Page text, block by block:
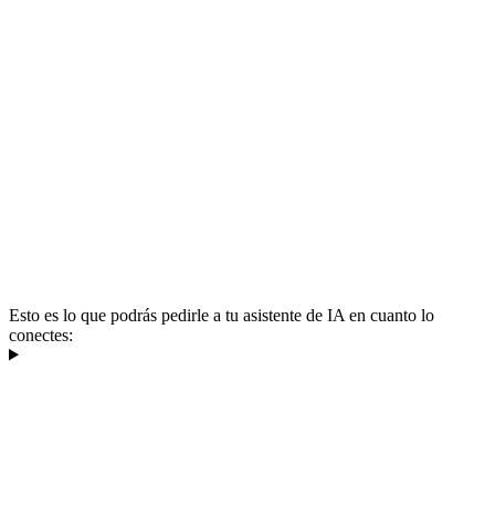
Esto es lo que podrás pedirle a tu asistente de IA en cuanto lo
conectes: